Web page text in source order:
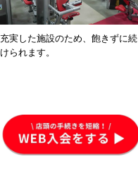
充実した施設のため、飽きずに続
けられます。